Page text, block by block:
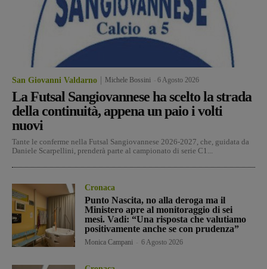
San Giovanni Valdarno Michele Bossini 6 Agosto 2026
La Futsal Sangiovannese ha scelto la strada
della continuità, appena un paio i volti
nuovi
Tante le conferme nella Futsal Sangiovannese 2026-2027, che, guidata da
Daniele Scarpellini, prenderà parte al campionato di serie C1...
Cronaca
Punto Nascita, no alla deroga ma il
Ministero apre al monitoraggio di sei
mesi. Vadi: “Una risposta che valutiamo
positivamente anche se con prudenza”
Monica Campani 6 Agosto 2026